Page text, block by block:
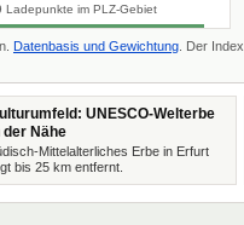
Ladepunkte im PLZ-Gebiet
Datenbasis und Gewichtung . Der
UNESCO-Welterbe
der Nähe
Mittelalterliches Erbe in Erfurt
bis 25 km entfernt.